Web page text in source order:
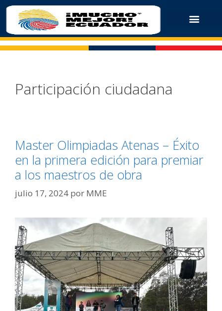
Participación ciudadana
Master Olimpiadas Atenas – Éxito
en la primera edición para premiar
a los maestros de obra
julio 17, 2024 por MME